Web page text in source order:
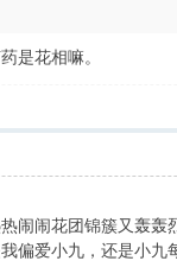
是花相嘛。
闹闹花团锦簇又轰
偏爱小九，还是小九